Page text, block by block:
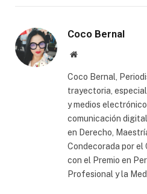
Coco Bernal
Website
Coco Bernal,
trayectoria,
y medios
comunicación
en Derecho,
Condecorada por el
con el Premio en
Profesional y la